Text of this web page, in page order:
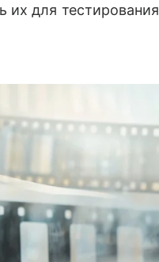
их для тестирования